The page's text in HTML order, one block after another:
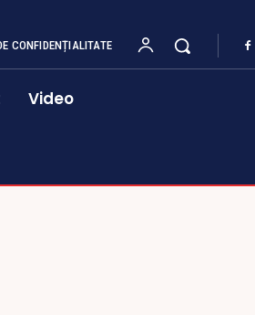
CONFIDENȚIALITATE
Video